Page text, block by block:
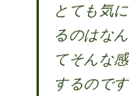
とても気
るのはな
てそんな
するのです